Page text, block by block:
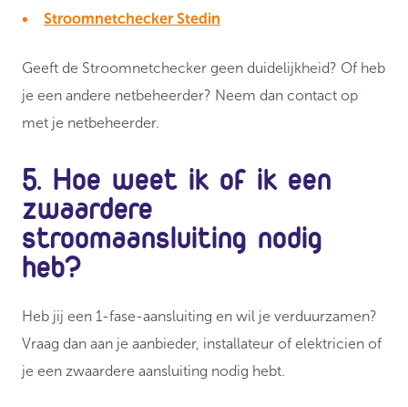
Stroomnetchecker Stedin
Geeft de Stroomnetchecker geen duidelijkheid? Of heb
je een andere netbeheerder? Neem dan contact op
met je netbeheerder.
5. Hoe weet ik of ik een
zwaardere
stroomaansluiting nodig
heb?
Heb jij een 1-fase-aansluiting en wil je verduurzamen?
Vraag dan aan je aanbieder, installateur of elektricien of
je een zwaardere aansluiting nodig hebt.